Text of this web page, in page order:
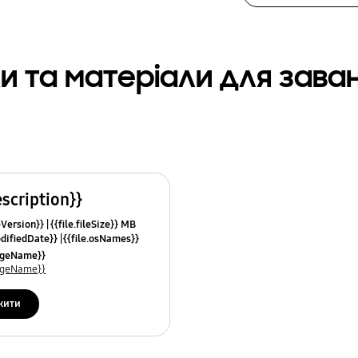
та матеріали для
{{file.fileSize}} MB
{{file.osNames}}